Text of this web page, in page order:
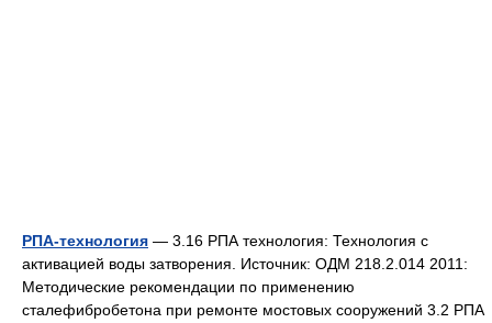
РПА-технология — 3.16 РПА технология: Технология с
активацией воды затворения. Источник: ОДМ 218.2.014 2011:
Методические рекомендации по применению
сталефибробетона при ремонте мостовых сооружений 3.2 РПА